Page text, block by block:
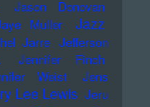
Jason Donovan
Muller
Jazz
Jarre Jefferson
Jennifer Finch
Weist
Jens
Lee Lewis Jeru